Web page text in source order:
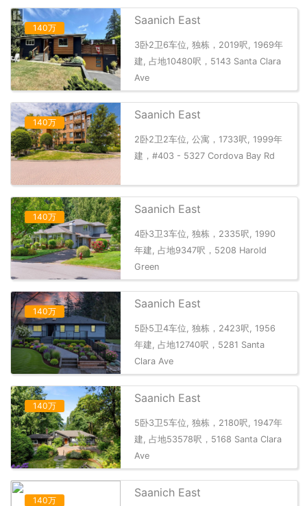
140万
Saanich East
3卧2卫6车位, 独栋，2019呎, 1969年
建, 占地10480呎，5143 Santa Clara
Ave
140万
Saanich East
2卧2卫2车位, 公寓，1733呎, 1999年
建，#403 - 5327 Cordova Bay Rd
140万
Saanich East
4卧3卫3车位, 独栋，2335呎, 1990
年建, 占地9347呎，5208 Harold
Green
140万
Saanich East
5卧5卫4车位, 独栋，2423呎, 1956
年建, 占地12740呎，5281 Santa
Clara Ave
140万
Saanich East
5卧3卫5车位, 独栋，2180呎, 1947年
建, 占地53578呎，5168 Santa Clara
Ave
140万
Saanich East